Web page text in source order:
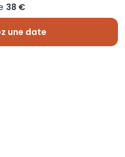
38 €
une date